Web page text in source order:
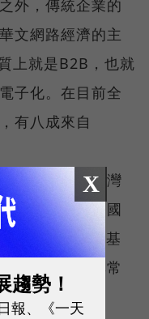
外，傳統企業的
文網路經濟的主
上就是B2B，也就
子化。在目前全
有八成來自
。他認為以台灣
國內供應商和國
電子商務的基
速度，將是非常
X
趨勢！
報、《一天